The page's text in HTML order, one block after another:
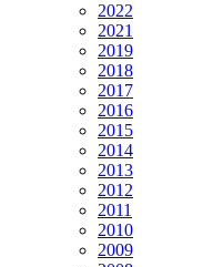
2022
2021
2019
2018
2017
2016
2015
2014
2013
2012
2011
2010
2009